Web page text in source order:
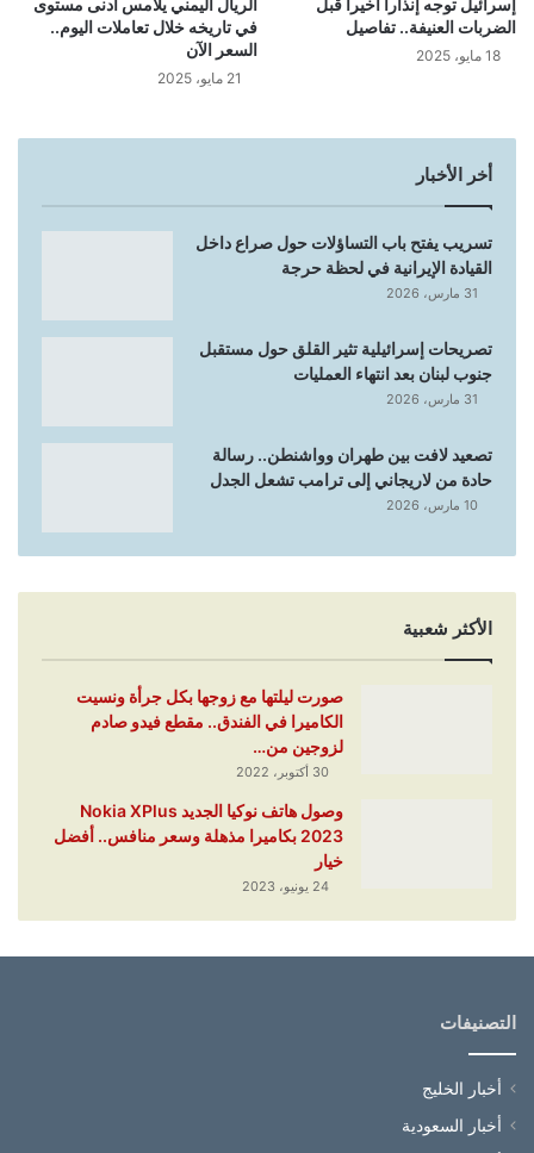
الضربات العنيفة.. تفاصيل
18 مايو، 2025
في تاريخه خلال تعاملات اليوم..
السعر الآن
21 مايو، 2025
أخر الأخبار
تسريب يفتح باب التساؤلات حول صراع داخل
القيادة الإيرانية في لحظة حرجة
31 مارس، 2026
تصريحات إسرائيلية تثير القلق حول مستقبل
جنوب لبنان بعد انتهاء العمليات
31 مارس، 2026
تصعيد لافت بين طهران وواشنطن.. رسالة
حادة من لاريجاني إلى ترامب تشعل الجدل
10 مارس، 2026
الأكثر شعبية
صورت ليلتها مع زوجها بكل جرأة ونسيت
الكاميرا في الفندق.. مقطع فيدو صادم
لزوجين من…
30 أكتوبر، 2022
وصول هاتف نوكيا الجديد Nokia XPlus
2023 بكاميرا مذهلة وسعر منافس.. أفضل
خيار
24 يونيو، 2023
التصنيفات
أخبار الخليج
أخبار السعودية